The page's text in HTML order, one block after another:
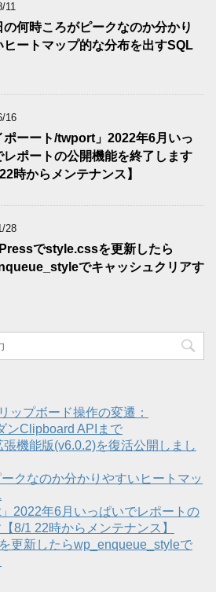
11
の何時ころがピークなのか分かり
ヒートマップ的な分布を出すSQL
16
ポーート/twport」2022年6月いっ
レポートの公開機能を終了します
22時からメンテナンス】
28
でstyle.cssを更新したら
でキャッシュクリアす
ップボード操作の変遷：
ンClipboard APIまで
機能版(v6.0.2)を復活公開しまし
クなのか分かりやすいヒートマッ
」2022年6月いっぱいでレポートの
8/1 22時からメンテナンス】
更新したらwp_enqueue_styleで